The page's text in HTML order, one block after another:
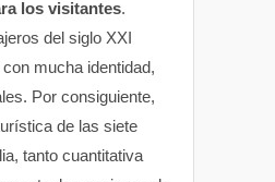
los visitantes.
del siglo XXI
mucha identidad,
Por consiguiente,
de las siete
tanto cuantitativa